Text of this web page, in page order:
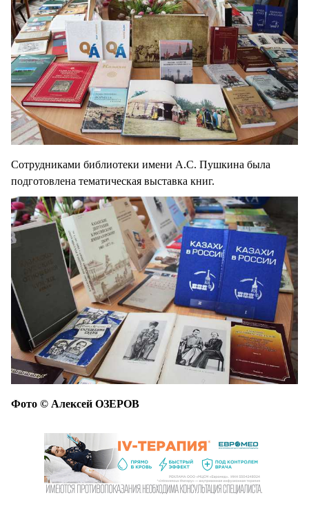
Сотрудниками библиотеки имени А.С. Пушкина была
подготовлена тематическая выставка книг.
Фото © Алексей ОЗЕРОВ